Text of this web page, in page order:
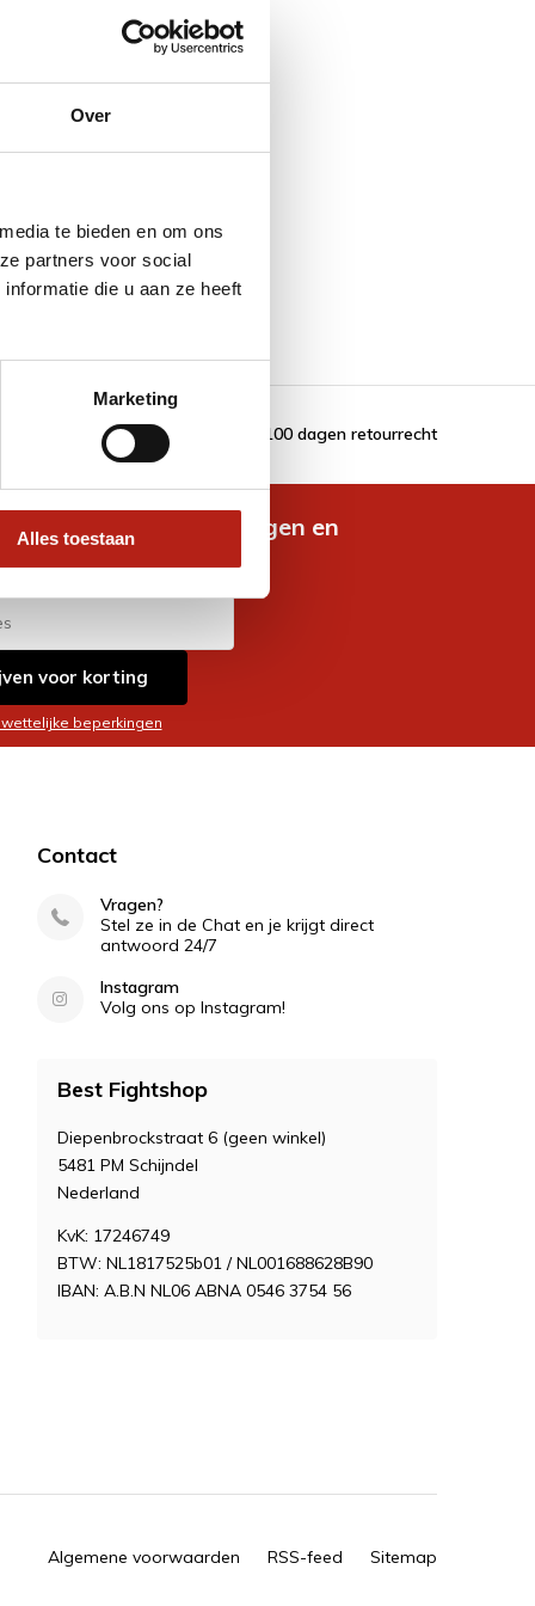
Over
te bieden en om ons
partners voor social
die u aan ze heeft
Marketing
Alles toestaan
100 dagen retourrecht
nieuwste aanbiedingen en
voor korting
beperkingen
Contact
Vragen?
Stel ze in de Chat en je krijgt direct
antwoord 24/7
Instagram
Volg ons op Instagram!
Best Fightshop
Diepenbrockstraat 6 (geen winkel)
5481 PM Schijndel
Nederland
KvK: 17246749
BTW: NL1817525b01 / NL001688628B90
IBAN: A.B.N NL06 ABNA 0546 3754 56
Algemene voorwaarden RSS-feed Sitemap